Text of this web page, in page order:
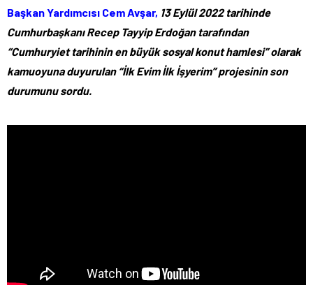
Başkan Yardımcısı Cem Avşar, 13 Eylül 2022 tarihinde
Cumhurbaşkanı Recep Tayyip Erdoğan tarafından
“Cumhuryiet tarihinin en büyük sosyal konut hamlesi” olarak
kamuoyuna duyurulan “İlk Evim İlk İşyerim” projesinin son
durumunu sordu.